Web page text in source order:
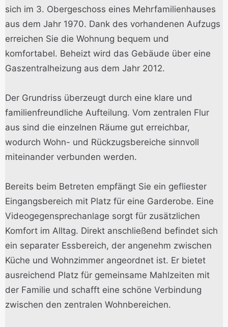
sich im 3. Obergeschoss eines Mehrfamilienhauses
aus dem Jahr 1970. Dank des vorhandenen Aufzugs
erreichen Sie die Wohnung bequem und
komfortabel. Beheizt wird das Gebäude über eine
Gaszentralheizung aus dem Jahr 2012.
Der Grundriss überzeugt durch eine klare und
familienfreundliche Aufteilung. Vom zentralen Flur
aus sind die einzelnen Räume gut erreichbar,
wodurch Wohn- und Rückzugsbereiche sinnvoll
miteinander verbunden werden.
Bereits beim Betreten empfängt Sie ein gefliester
Eingangsbereich mit Platz für eine Garderobe. Eine
Videogegensprechanlage sorgt für zusätzlichen
Komfort im Alltag. Direkt anschließend befindet sich
ein separater Essbereich, der angenehm zwischen
Küche und Wohnzimmer angeordnet ist. Er bietet
ausreichend Platz für gemeinsame Mahlzeiten mit
der Familie und schafft eine schöne Verbindung
zwischen den zentralen Wohnbereichen.